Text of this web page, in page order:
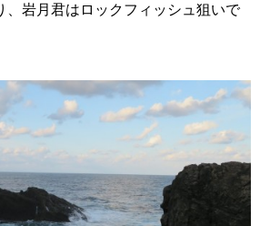
、岩月君はロックフィッシュ狙いで